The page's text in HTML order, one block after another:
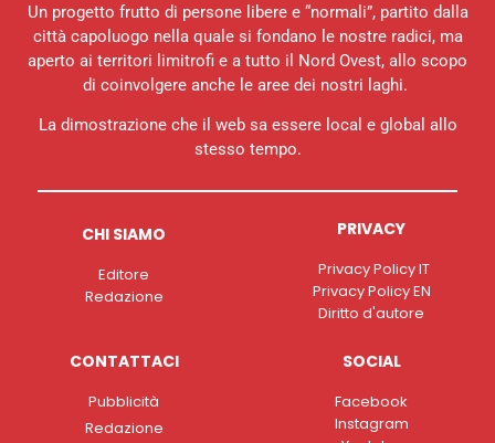
Un progetto frutto di persone libere e “normali”, partito dalla
città capoluogo nella quale si fondano le nostre radici, ma
aperto ai territori limitrofi e a tutto il Nord Ovest, allo scopo
di coinvolgere anche le aree dei nostri laghi.
La dimostrazione che il web sa essere local e global allo
stesso tempo.
CHI SIAMO
Editore
Redazione
PRIVACY
Privacy Policy IT
Privacy Policy EN
Diritto d'autore
CONTATTACI
Pubblicità
Redazione
SOCIAL
Facebook
Instagram